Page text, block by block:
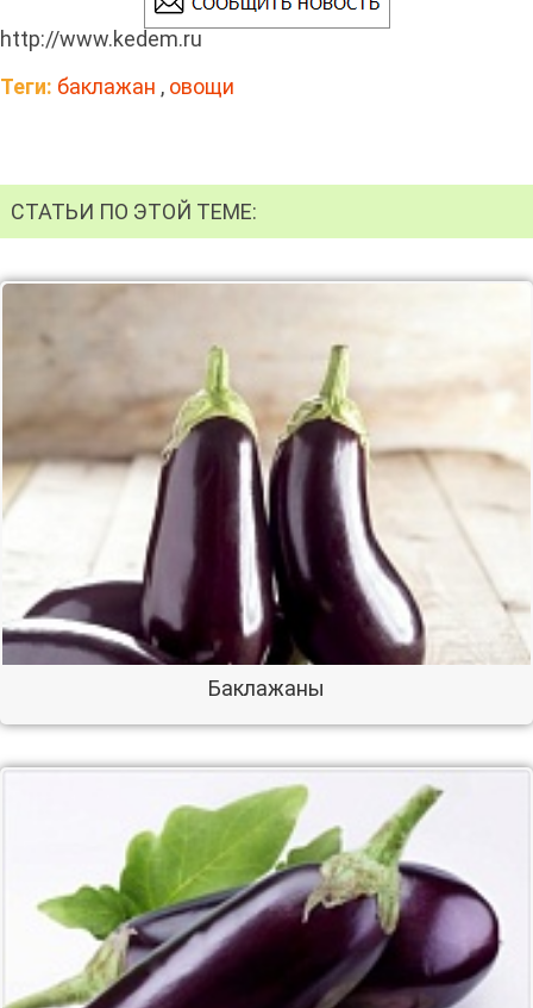
http://www.kedem.ru
Теги: баклажан , овощи
СТАТЬИ ПО ЭТОЙ ТЕМЕ:
Баклажаны